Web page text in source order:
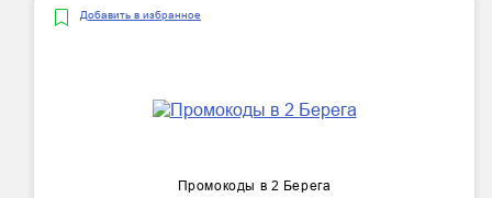
Добавить в избранное
Промокоды в 2 Берега